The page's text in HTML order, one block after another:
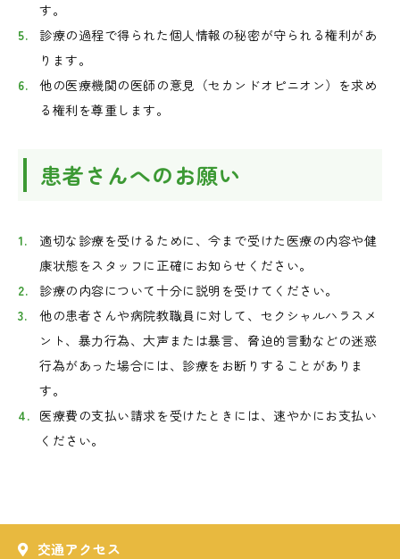
す。
診療の過程で得られた個人情報の秘密が守られる権利があ
ります。
他の医療機関の医師の意見（セカンドオピニオン）を求め
る権利を尊重します。
患者さんへのお願い
適切な診療を受けるために、今まで受けた医療の内容や健
康状態をスタッフに正確にお知らせください。
診療の内容について十分に説明を受けてください。
他の患者さんや病院教職員に対して、セクシャルハラスメ
ント、暴力行為、大声または暴言、脅迫的言動などの迷惑
行為があった場合には、診療をお断りすることがありま
す。
医療費の支払い請求を受けたときには、速やかにお支払い
ください。
交通アクセス